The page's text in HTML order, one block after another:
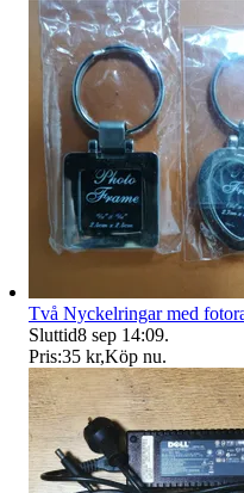
Två Nyckelringar med
Sluttid8 sep 14:09.
Pris:35 kr,Köp nu.